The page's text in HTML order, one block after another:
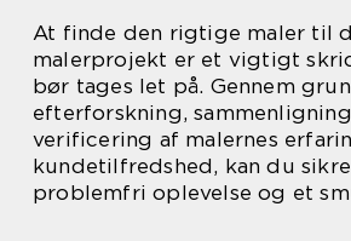
At finde den rigtige maler til
malerprojekt er et vigtigt
bør tages let på. Gennem
efterforskning,
verificering af malernes
kundetilfredshed, kan du
problemfri oplevelse og et